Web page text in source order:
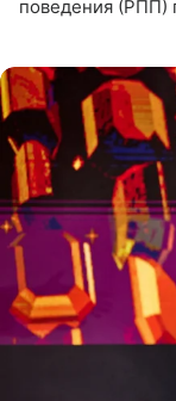
поведения (РПП)